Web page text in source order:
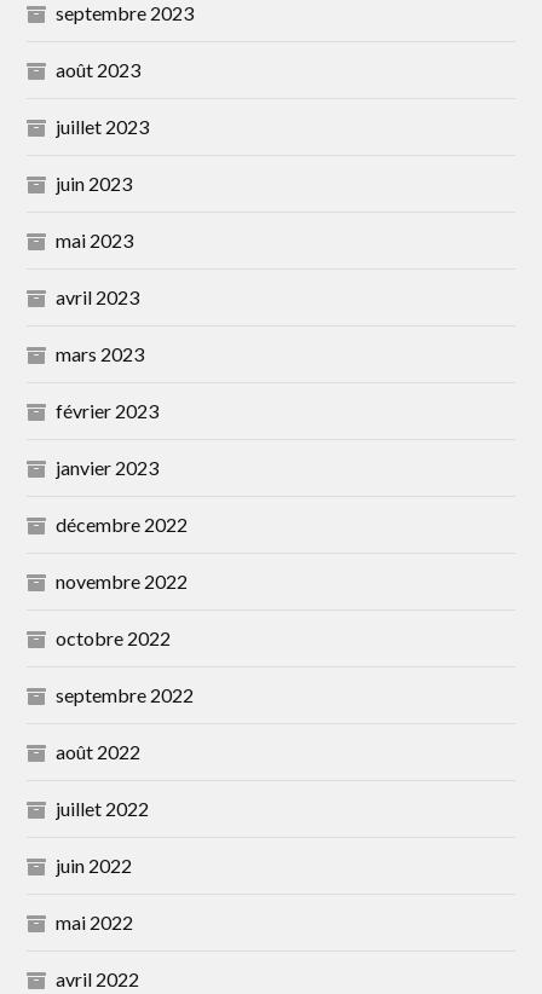
septembre 2023
août 2023
juillet 2023
juin 2023
mai 2023
avril 2023
mars 2023
février 2023
janvier 2023
décembre 2022
novembre 2022
octobre 2022
septembre 2022
août 2022
juillet 2022
juin 2022
mai 2022
avril 2022